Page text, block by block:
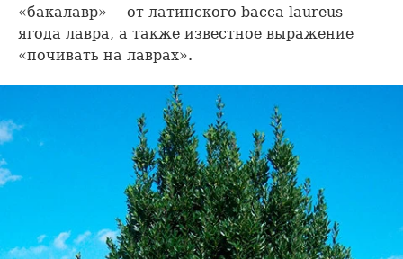
«бакалавр» — от латинского bacca laureus —
ягода лавра, а также известное выражение
«почивать на лаврах».